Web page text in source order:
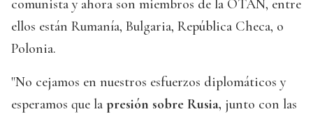
comunista y ahora son miembros de la OTAN, entre
ellos están Rumanía, Bulgaria, República Checa, o
Polonia.
"No cejamos en nuestros esfuerzos diplomáticos y
esperamos que la presión sobre Rusia, junto con las